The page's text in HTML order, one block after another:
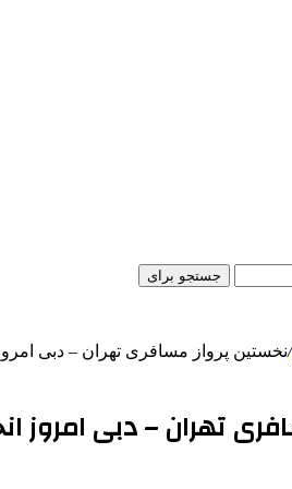
جستجو برای
/نخستین پرواز مسافری تهران – دبی
تهران – دبی امروز